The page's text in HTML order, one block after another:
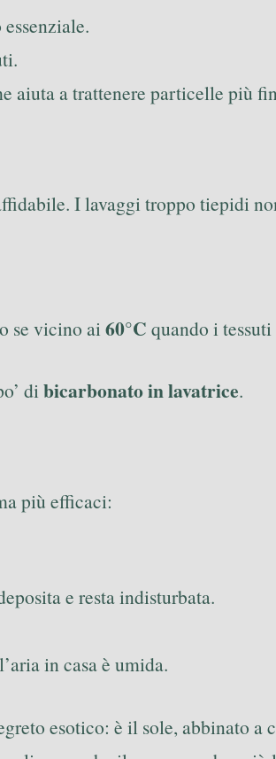
aiuta a trattenere particelle più
I lavaggi troppo tiepidi
se vicino ai 60°C quando i
dibicarbonato in lavatrice.
più efficaci:
e resta indisturbata.
in casa è umida.
esotico: è il sole, abbinato